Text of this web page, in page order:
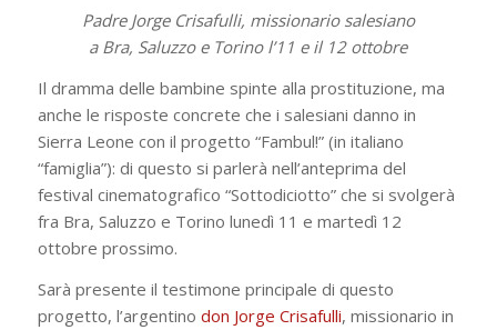
Padre Jorge Crisafulli, missionario salesiano
a Bra, Saluzzo e Torino l’11 e il 12 ottobre
Il dramma delle bambine spinte alla prostituzione, ma
anche le risposte concrete che i salesiani danno in
Sierra Leone con il progetto “Fambul!” (in italiano
“famiglia”): di questo si parlerà nell’anteprima del
festival cinematografico “Sottodiciotto” che si svolgerà
fra Bra, Saluzzo e Torino lunedì 11 e martedì 12
ottobre prossimo.
Sarà presente il testimone principale di questo
progetto, l’argentino don Jorge Crisafulli, missionario in